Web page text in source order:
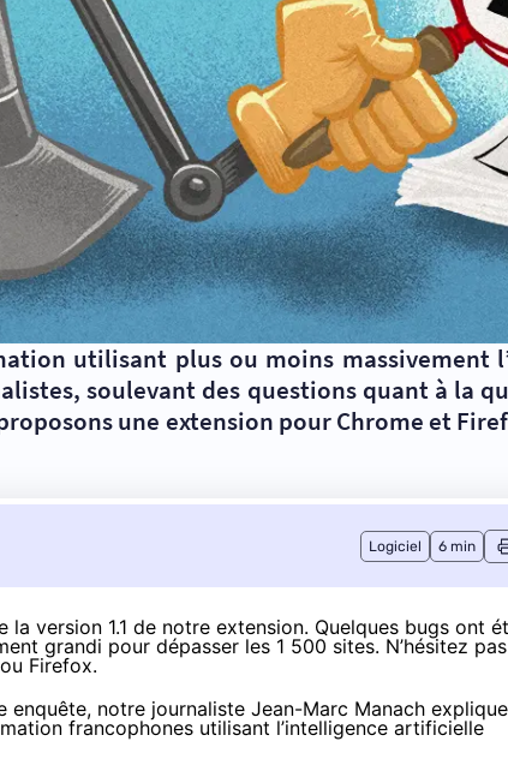
utilisant plus ou moins massivement
soulevant des questions quant à la
une extension pour Chrome et
Logiciel 6 min
la version 1.1 de notre extension. Quelques bugs ont
grandi pour dépasser les 1 500 sites. N’hésitez
Firefox.
enquête, notre journaliste Jean-Marc Manach explique
francophones utilisant l’intelligence artificielle